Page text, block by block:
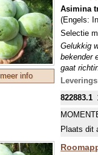
veel
ons
meer info
Asimina
(Engels:
Selectie
Gelukkig
bekender
gaat
bevelen.
vruchten
822883.1
Plaats dit